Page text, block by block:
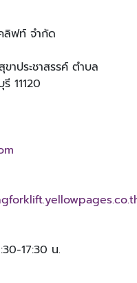
ลิฟท์ จำกัด
ประชาสรรค์ ตำบล
11120
17:30 น.